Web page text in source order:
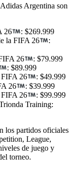
Argentina son
26
: $269.999
la FIFA 26
:
26
: $79.999
: $89.999
26
: $49.999
26
: $39.999
FIFA 26
: $99.999
Training:
los partidos oficiales
League,
de juego y
torneo.